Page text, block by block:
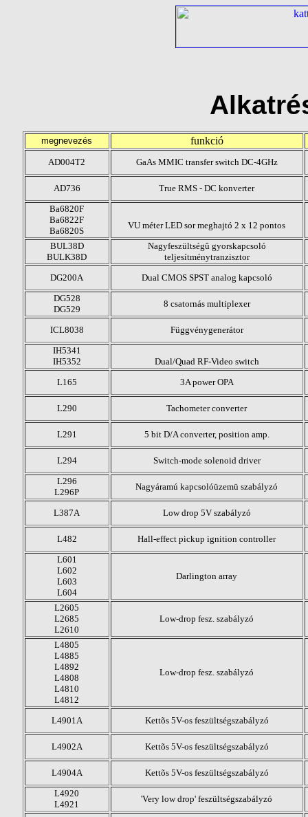
megnevezés funkció
AD004T2 GaAs MMIC transfer switch DC-4GHz
AD736
True RMS - DC konverter
Ba6820F
Ba6822F
Ba6820S
VU méter LED sor meghajtó 2 x 12 pontos
BUL38D
BULK38D
Nagyfeszültségû gyorskapcsoló
teljesítménytranzisztor
DG200A
Dual CMOS SPST analog kapcsoló
DG528
DG529
8 csatornás multiplexer
ICL8038
Függvénygenerátor
IH5341
IH5352
Dual/Quad RF-Video switch
L165
3A power OPA
L290 Tachometer converter
L291 5 bit D/A converter, position amp.
L294
Switch-mode solenoid driver
L296
L296P
Nagyáramú kapcsolóüzemü szabályzó
L387A Low drop 5V szabályzó
L482
Hall-effect pickup ignition controller
L601
L602
L603
L604
Darlington array
L2605
L2685
L2610
Low-drop fesz. szabályzó
L4805
L4885
L4892
L4808
L4810
L4812
Low-drop fesz. szabályzó
L4901A Kettõs 5V-os feszültségszabályzó
L4902A Kettõs 5V-os feszültségszabályzó
L4904A
Kettõs 5V-os feszültségszabályzó
L4920
L4921
'Very low drop' feszültségszabályzó